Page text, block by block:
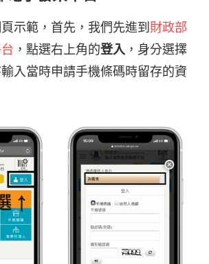
示範，首先，我們先進到 財政部
，點選右上角的登入 ，身分選擇
輸入當時申請手機條碼時留存的資